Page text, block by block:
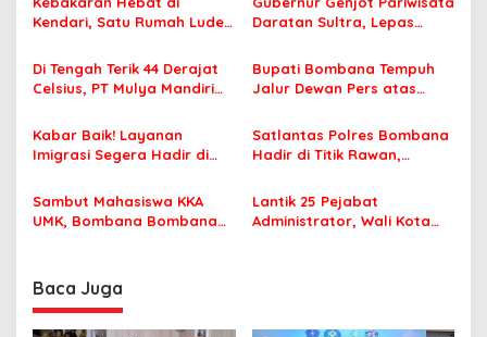
s
i
p
s
Kendari, Satu Rumah Ludes
Daratan Sultra, Lepas
Tiga Kabupaten Unggulan
Di Tengah Terik 44 Derajat
Celsius, PT Mulya Mandiri
Jamaah Tetap Sehat dan
Nyaman Beribadah
Bupati Bombana Tempuh
Jalur Dewan Pers atas
Korupsi Jembatan Cirauci II
Kabar Baik! Layanan
Imigrasi Segera Hadir di
Perlu Lagi ke Kendari
Satlantas Polres Bombana
Hadir di Titik Rawan,
Sekolah dengan Aman
Sambut Mahasiswa KKA
UMK, Bombana Bombana
Lantik 25 Pejabat
Administrator, Wali Kota
Baca Juga